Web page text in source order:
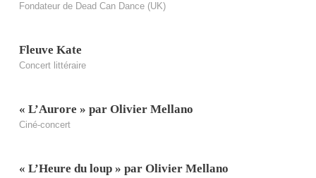
Fondateur de Dead Can Dance (UK)
Fleuve Kate
Concert littéraire
« L’Aurore » par Olivier Mellano
Ciné-concert
« L’Heure du loup » par Olivier Mellano